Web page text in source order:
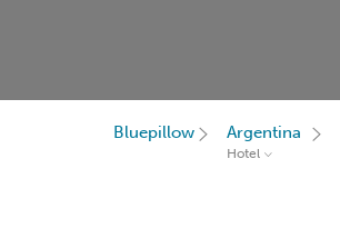
Bluepillow Argentina
Hotel